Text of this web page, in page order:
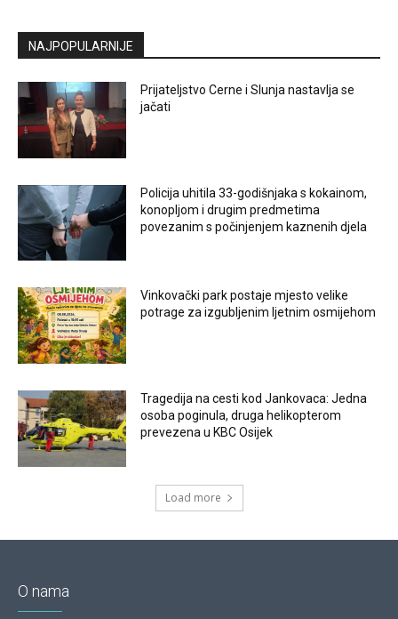
NAJPOPULARNIJE
Prijateljstvo Cerne i Slunja nastavlja se
jačati
Policija uhitila 33-godišnjaka s kokainom,
konopljom i drugim predmetima
povezanim s počinjenjem kaznenih djela
Vinkovački park postaje mjesto velike
potrage za izgubljenim ljetnim osmijehom
Tragedija na cesti kod Jankovaca: Jedna
osoba poginula, druga helikopterom
prevezena u KBC Osijek
Load more
O nama